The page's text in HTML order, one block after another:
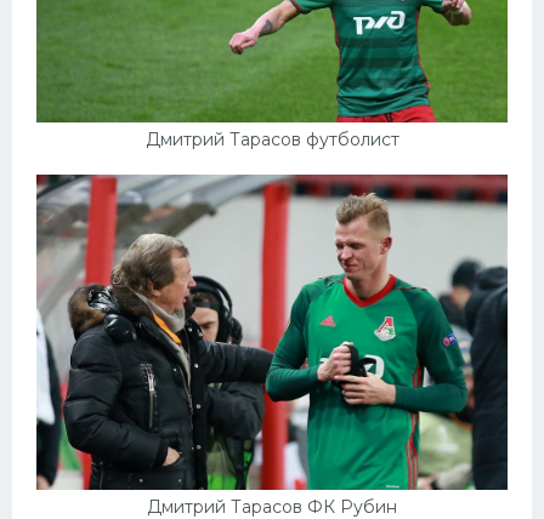
Дмитрий Тарасов футболист
Дмитрий Тарасов ФК Рубин